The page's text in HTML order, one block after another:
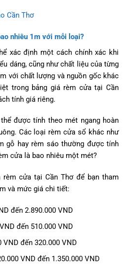
Cần Thơ
nhiêu 1m với mỗi loại?
xác định một cách chính xác khi
dáng, cũng như chất liệu của từng
với chất lượng và nguồn gốc khác
trong bảng giá rèm cửa tại Cần
tính giá riêng.
được tính theo mét ngang hoàn
Các loại rèm cửa sổ khác như
gỗ hay rèm sáo thường được tính
cửa là bao nhiêu một mét?
rèm cửa tại Cần Thơ để bạn tham
và mức giá chi tiết:
đến 2.890.000 VND
đến 510.000 VND
đến 320.000 VND
VND đến 1.350.000 VND